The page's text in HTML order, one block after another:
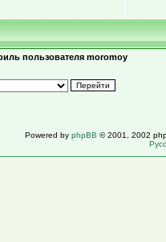
пользователя moromoy
Powered by phpBB © 2001, 2002